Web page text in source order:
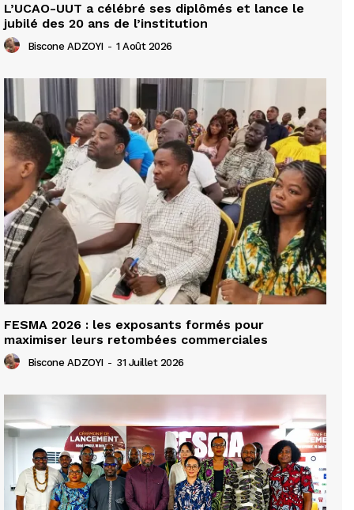
L’UCAO-UUT a célébré ses diplômés et lance le
jubilé des 20 ans de l’institution
Biscone ADZOYI - 1 Août 2026
FESMA 2026 : les exposants formés pour
maximiser leurs retombées commerciales
Biscone ADZOYI - 31 Juillet 2026